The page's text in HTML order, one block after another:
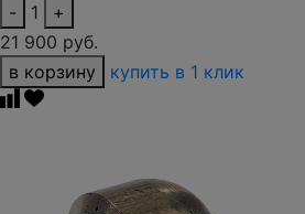
- 1
+
21 900 руб.
в корзину
купить в 1 клик